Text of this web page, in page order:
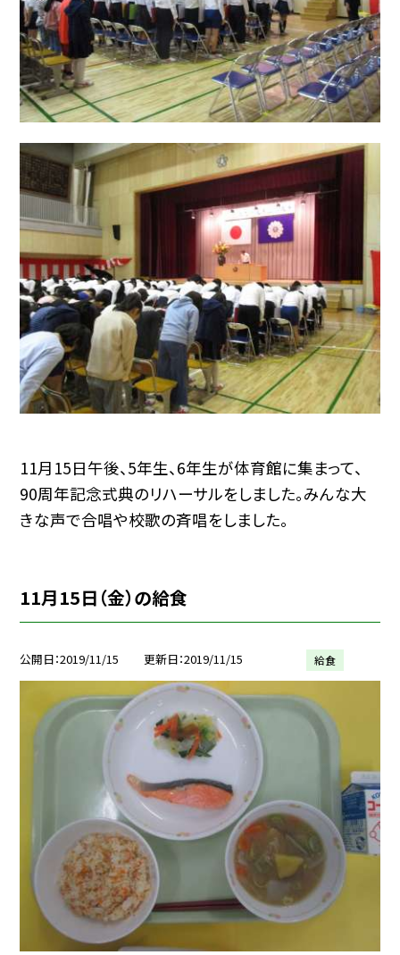
11月15日午後、5年生、6年生が体育館に集まって、
90周年記念式典のリハーサルをしました。みんな大
きな声で合唱や校歌の斉唱をしました。
11月15日（金）の給食
公開日 2019/11/15 更新日 2019/11/15 給食